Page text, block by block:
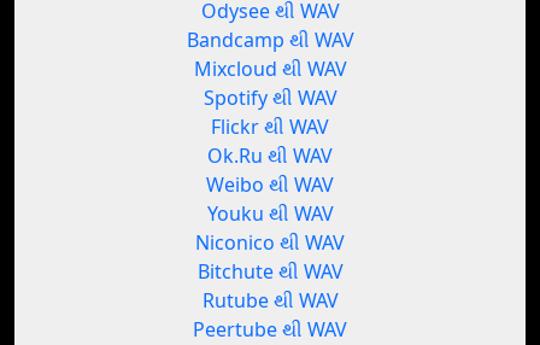
Odysee થી WAV
Bandcamp થી WAV
Mixcloud થી WAV
Spotify થી WAV
Flickr થી WAV
Ok.Ru થી WAV
Weibo થી WAV
Youku થી WAV
Niconico થી WAV
Bitchute થી WAV
Rutube થી WAV
Peertube થી WAV